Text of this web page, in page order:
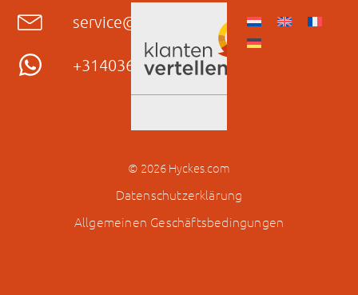
service@hyckes.com
+31403690404
© 2026 Hyckes.com
Datenschutzerklärung
Allgemeinen Geschäftsbedingungen